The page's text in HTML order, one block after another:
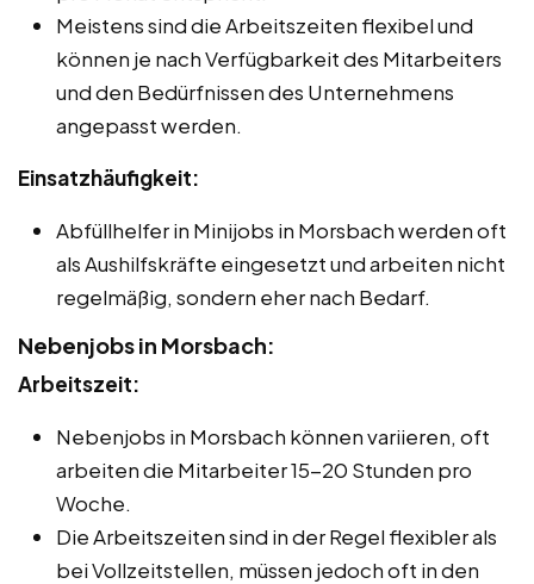
Meistens sind die Arbeitszeiten flexibel und
können je nach Verfügbarkeit des Mitarbeiters
und den Bedürfnissen des Unternehmens
angepasst werden.
Einsatzhäufigkeit:
Abfüllhelfer in Minijobs in Morsbach werden oft
als Aushilfskräfte eingesetzt und arbeiten nicht
regelmäßig, sondern eher nach Bedarf.
Nebenjobs in Morsbach:
Arbeitszeit:
Nebenjobs in Morsbach können variieren, oft
arbeiten die Mitarbeiter 15-20 Stunden pro
Woche.
Die Arbeitszeiten sind in der Regel flexibler als
bei Vollzeitstellen, müssen jedoch oft in den